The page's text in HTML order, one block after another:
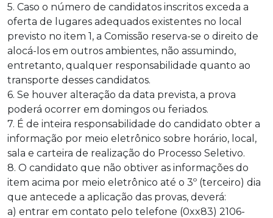
5. Caso o número de candidatos inscritos exceda a
oferta de lugares adequados existentes no local
previsto no item 1, a Comissão reserva-se o direito de
alocá-los em outros ambientes, não assumindo,
entretanto, qualquer responsabilidade quanto ao
transporte desses candidatos.
6. Se houver alteração da data prevista, a prova
poderá ocorrer em domingos ou feriados.
7. É de inteira responsabilidade do candidato obter a
informação por meio eletrônico sobre horário, local,
sala e carteira de realização do Processo Seletivo.
8. O candidato que não obtiver as informações do
item acima por meio eletrônico até o 3º (terceiro) dia
que antecede a aplicação das provas, deverá:
a) entrar em contato pelo telefone (0xx83) 2106-